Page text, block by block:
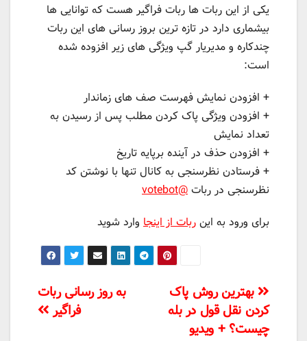
یکی از این ربات ها ربات فراگیر هست که توانایی ها
بیشماری دارد در تازه ترین بروز رسانی های این ربات
چندکاره و مدیریار گپ ویژگی های زیر افزوده شده
است:
+ افزودن نمایش فهرست صف های زماندار
+ افزودن ویژگی پاک کردن مطلب پس از رسیدن به
تعداد نمایش
+ افزودن حذف در آینده برپایه تاریخ
+ فرستادن نظرسنجی به کانال تنها با نوشتن کد
نظرسنجی در ربات@votebot
برای ورود به اینربات از اینجا وارد شوید
راهبری
نوشته‌ها
به روز رسانی ربات
فراگیر
بهترین روش پاک
کردن نقل قول در بله
چیست؟ + ویدیو